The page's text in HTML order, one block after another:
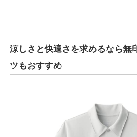
涼しさと快適さを求めるなら無
ツもおすすめ